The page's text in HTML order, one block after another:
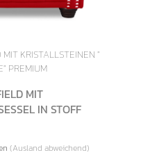
KRISTALLSTEINEN "
PREMIUM
MIT
IN STOFF
(Ausland abweichend)